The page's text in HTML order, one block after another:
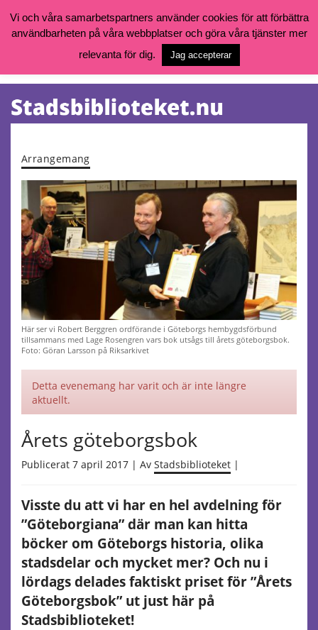
Vill du söka böcker, logga in på ditt bibliotekskonto eller nå övriga
goteborg.se/bibliotek
Öppettider, katalog och kontakt
Tjänster
Arrangemang
Här ser vi Robert Berggren ordförande i Göteborgs hembygdsförbund
tillsammans med Lage Rosengren vars bok utsågs till årets göteborgsbok.
Foto: Göran Larsson på Riksarkivet
Detta evenemang har varit och är inte längre
aktuellt.
Årets göteborgsbok
Publicerat 7 april 2017 | Av Stadsbiblioteket |
Visste du att vi har en hel avdelning för
”Göteborgiana” där man kan hitta
böcker om Göteborgs historia, olika
stadsdelar och mycket mer? Och nu i
lördags delades faktiskt priset för ”Årets
Göteborgsbok” ut just här på
Stadsbiblioteket!
Vi och våra samarbetspartners använder cookies för att förbättra
användbarheten på våra webbplatser och göra våra tjänster mer
relevanta för dig.
Jag accepterar